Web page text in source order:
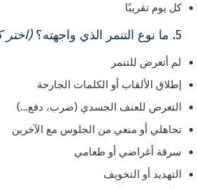
كل يوم تقريبًا
5. ما نوع التنمر الذي واجهته؟ (اختر
لم أتعرض للتنمر
إطلاق الألقاب أو الكلمات الجارحة
التعرض للعنف الجسدي (ضرب، دفع…)
تجاهلي أو منعي من الجلوس مع الآخرين
سرقة أغراضي أو طعامي
التهديد أو التخويف